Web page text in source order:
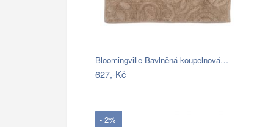
Bloomingville Bavlněná koupelnová…
627,-Kč
- 2%